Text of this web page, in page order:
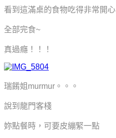
看到這滿桌的食物吃得非常開心
全部完食~
真過癮！！！
瑞餚姐murmur。。。
說到龍門客棧
妳點餐時，可要皮繃緊一點